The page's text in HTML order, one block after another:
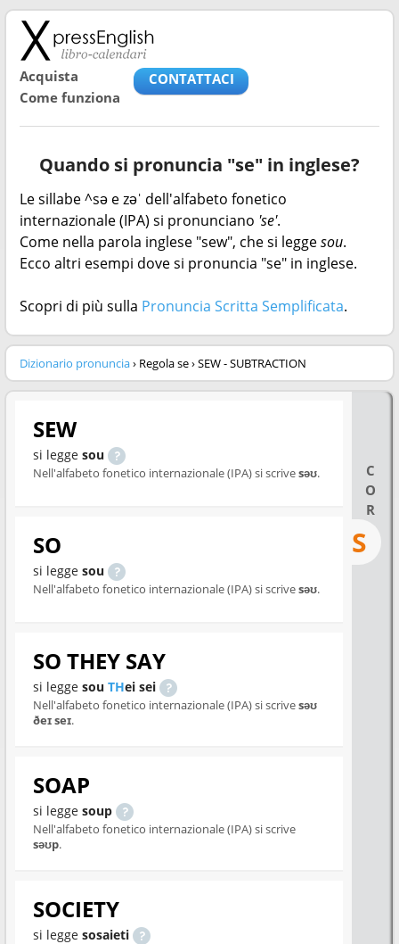
Acquista
Come funziona
CONTATTACI
Quando si pronuncia "se" in inglese?
Le sillabe ^sə e zəˈ dell'alfabeto fonetico
internazionale (IPA) si pronunciano 'se'.
Come nella parola inglese "sew", che si leggesou.
Ecco altri esempi dove si pronuncia "se" in inglese.
Scopri di più sulla Pronuncia Scritta Semplificata.
Dizionario pronuncia› Regola se › SEW - SUBTRACTION
C
O
R
S
SEW
si legge sou
Nell'alfabeto fonetico internazionale (IPA) si scrivesəʊ.
SO
si legge sou
Nell'alfabeto fonetico internazionale (IPA) si scrivesəʊ.
SO THEY SAY
si legge sou THei sei
Nell'alfabeto fonetico internazionale (IPA) si scrivesəʊ
ðeɪ seɪ.
SOAP
si legge soup
Nell'alfabeto fonetico internazionale (IPA) si scrive
səʊp.
SOCIETY
si legge sosaieti